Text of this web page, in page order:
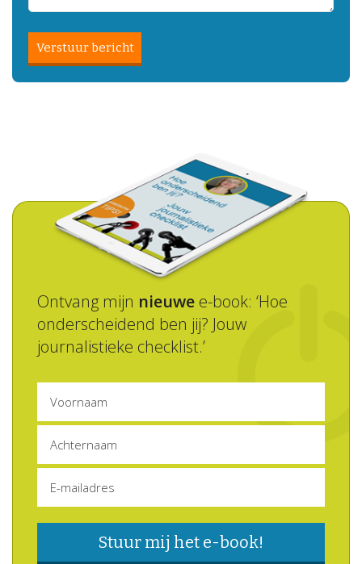
Ontvang mijn nieuwe e-book: ‘Hoe
onderscheidend ben jij? Jouw
journalistieke checklist.’